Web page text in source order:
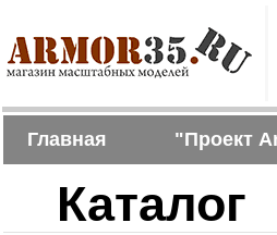
Главная "Проект
Каталог